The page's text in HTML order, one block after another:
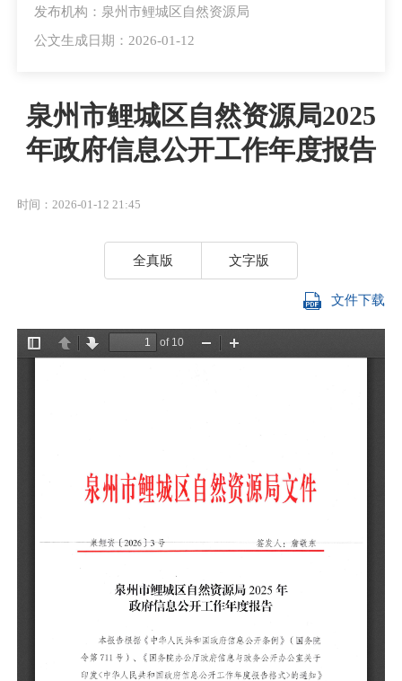
发布机构：泉州市鲤城区自然资源局
公文生成日期：2026-01-12
泉州市鲤城区自然资源局2025
年政府信息公开工作年度报告
时间：2026-01-12 21:45
全真版 文字版
文件下载